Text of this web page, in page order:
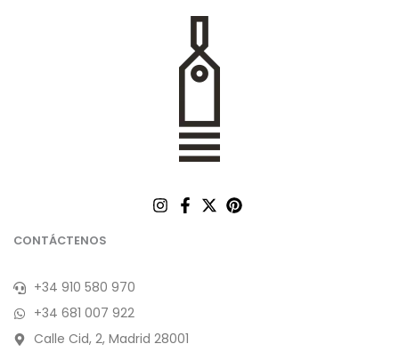
CONTÁCTENOS
+34 910 580 970
+34 681 007 922
Calle Cid, 2, Madrid 28001